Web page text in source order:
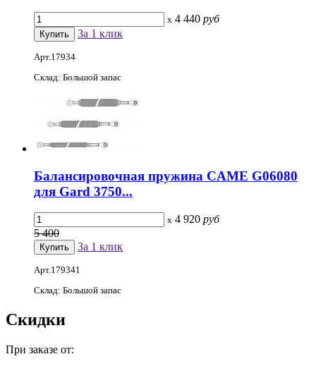
x 4 440 руб
За 1 клик
Арт.17934
Склад: Большой запас
Балансировочная пружина CAME G06080
для Gard 3750...
x 4 920 руб
5 400
За 1 клик
Арт.179341
Склад: Большой запас
Скидки
При заказе от: